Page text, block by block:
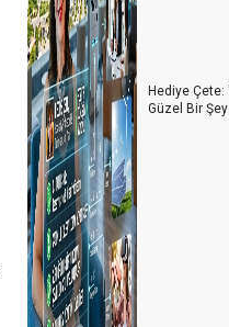
Hediye
Güzel Bir